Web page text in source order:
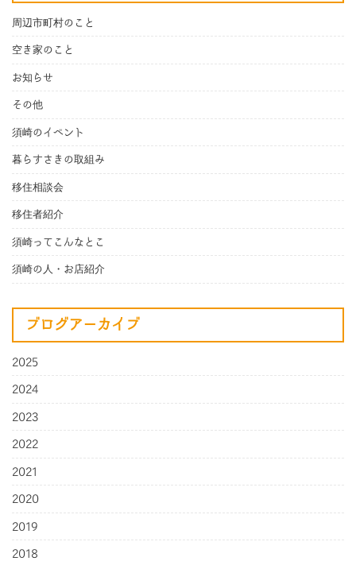
周辺市町村のこと
空き家のこと
お知らせ
その他
須崎のイベント
暮らすさきの取組み
移住相談会
移住者紹介
須崎ってこんなとこ
須崎の人・お店紹介
ブログアーカイブ
2025
2024
2023
2022
2021
2020
2019
2018